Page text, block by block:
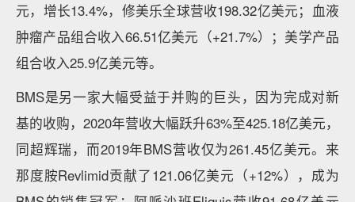
元，增长13.4%，修美乐全球营收198.32亿美元；血液
肿瘤产品组合收入66.51亿美元（+21.7%）；美学产品
组合收入25.9亿美元等。
BMS是另一家大幅受益于并购的巨头，因为完成对新
基的收购，2020年营收大幅跃升63%至425.18亿美元，
同超辉瑞，而2019年BMS营收仅为261.45亿美元。来
那度胺Revlimid贡献了121.06亿美元（+12%），成为